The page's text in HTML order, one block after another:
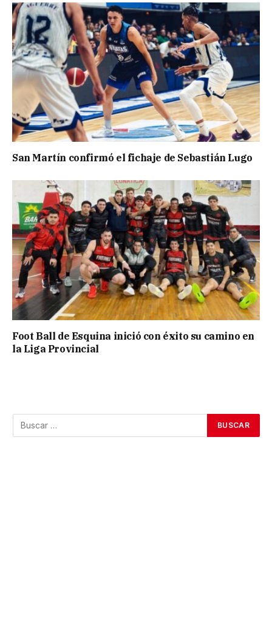
San Martín confirmó el fichaje de Sebastián Lugo
Foot Ball de Esquina inició con éxito su camino en
la Liga Provincial